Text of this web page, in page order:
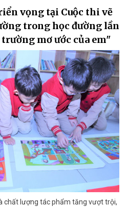
vọng tại Cuộc thi vẽ
trong học đường lần
mơ ước của em"
chất lượng tác phẩm tăng vượt trội,